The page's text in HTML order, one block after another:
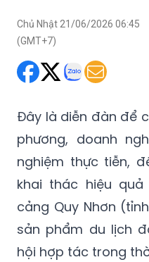
Chủ Nhật 21/06/2026 06:45
(GMT+7)
Đây là diễn đàn để
phương, doanh
nghiệm thực tiễn,
khai thác hiệu
cảng Quy Nhơn
sản phẩm du lịch
hội hợp tác trong